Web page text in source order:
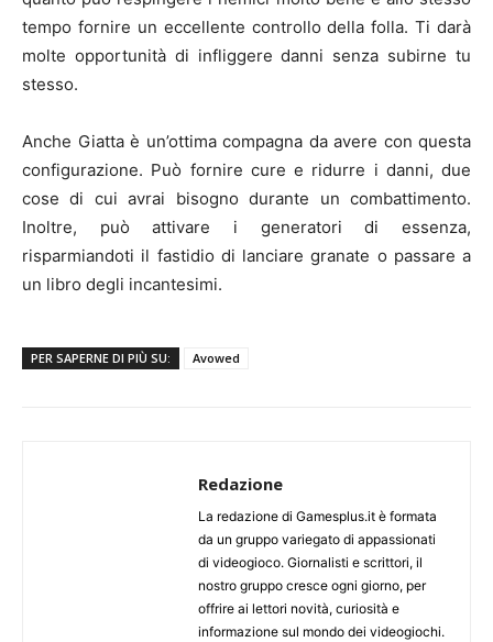
tempo fornire un eccellente controllo della folla. Ti darà
molte opportunità di infliggere danni senza subirne tu
stesso.
Anche Giatta è un’ottima compagna da avere con questa
configurazione. Può fornire cure e ridurre i danni, due
cose di cui avrai bisogno durante un combattimento.
Inoltre, può attivare i generatori di essenza,
risparmiandoti il fastidio di lanciare granate o passare a
un libro degli incantesimi.
PER SAPERNE DI PIÙ SU: Avowed
Redazione
La redazione di Gamesplus.it è formata
da un gruppo variegato di appassionati
di videogioco. Giornalisti e scrittori, il
nostro gruppo cresce ogni giorno, per
offrire ai lettori novità, curiosità e
informazione sul mondo dei videogiochi.